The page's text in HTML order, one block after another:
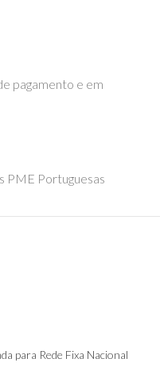
pagamento e em
PME Portuguesas
para Rede Fixa Nacional